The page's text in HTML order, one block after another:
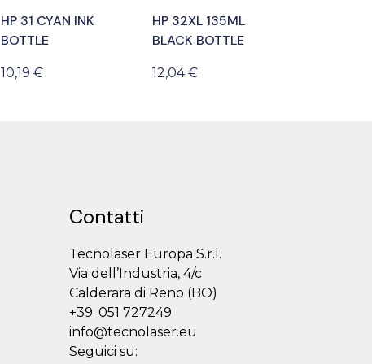
HP 31 CYAN INK
BOTTLE
10,19 €
HP 32XL 135ML
BLACK BOTTLE
12,04 €
Contatti
Tecnolaser Europa S.r.l.
Via dell’Industria, 4/c
Calderara di Reno (BO)
+39. 051 727249
info@tecnolaser.eu
Seguici su: